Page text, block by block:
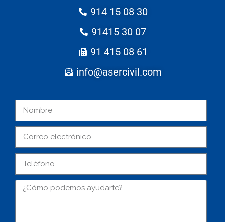
914 15 08 30
91415 30 07
91 415 08 61
info@asercivil.com